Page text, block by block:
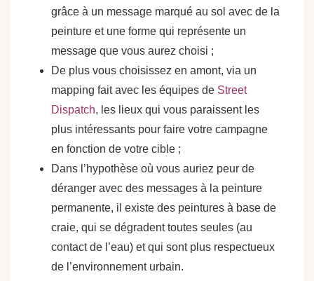
grâce à un message marqué au sol avec de la
peinture et une forme qui représente un
message que vous aurez choisi ;
De plus vous choisissez en amont, via un
mapping fait avec les équipes de Street
Dispatch, les lieux qui vous paraissent les
plus intéressants pour faire votre campagne
en fonction de votre cible ;
Dans l’hypothèse où vous auriez peur de
déranger avec des messages à la peinture
permanente, il existe des peintures à base de
craie, qui se dégradent toutes seules (au
contact de l’eau) et qui sont plus respectueux
de l’environnement urbain.